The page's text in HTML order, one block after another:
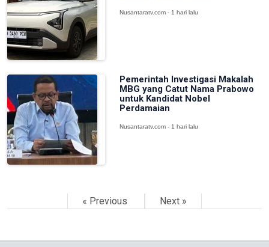
Nusantaratv.com - 1 hari lalu
Pemerintah Investigasi Makalah
MBG yang Catut Nama Prabowo
untuk Kandidat Nobel
Perdamaian
Nusantaratv.com - 1 hari lalu
« Previous Next »